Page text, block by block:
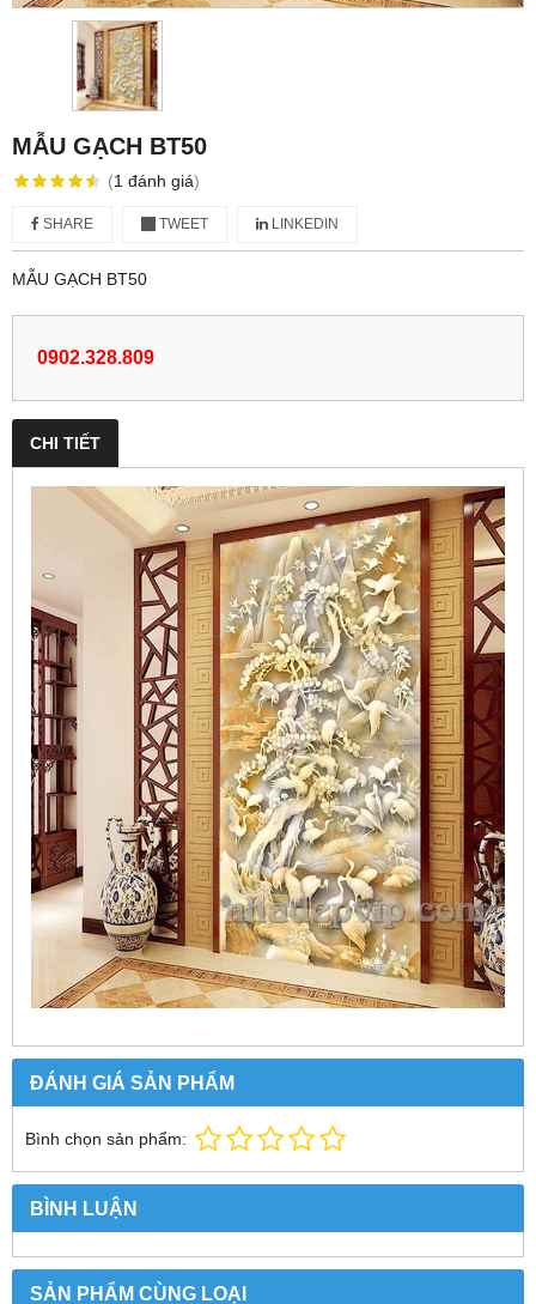
MẪU GẠCH BT50
(1 đánh giá)
SHARE TWEET LINKEDIN
MẪU GẠCH BT50
0902.328.809
CHI TIẾT
ĐÁNH GIÁ SẢN PHẨM
Bình chọn sản phẩm:
BÌNH LUẬN
SẢN PHẨM CÙNG LOẠI